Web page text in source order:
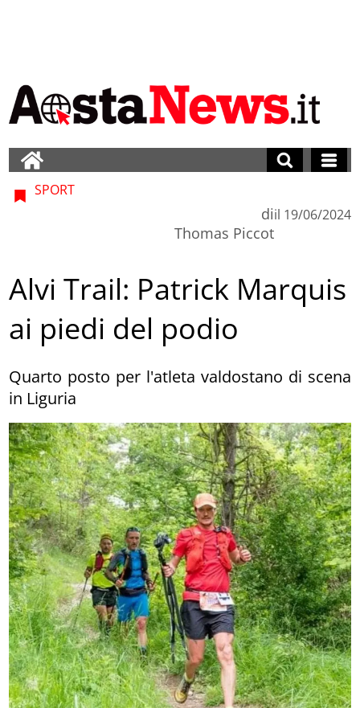
SPORT
di
Thomas Piccot
il 19/06/2024
Alvi Trail: Patrick Marquis
ai piedi del podio
Quarto posto per l'atleta valdostano di scena
in Liguria